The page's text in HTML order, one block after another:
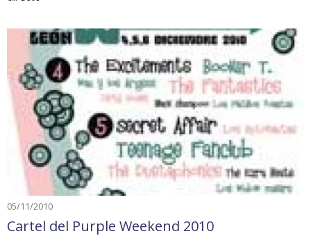
05/11/2010
Cartel del Purple Weekend 2010